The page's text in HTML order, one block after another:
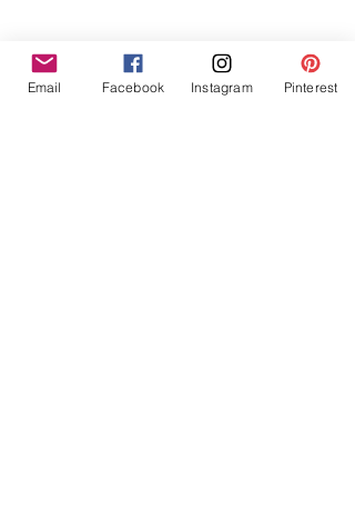
Email Facebook Instagram Pinterest